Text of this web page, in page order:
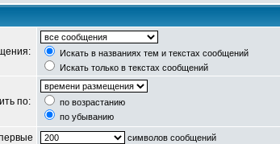
Искать в названиях тем и текстах сообщений
Искать только в текстах сообщений
по:
по возрастанию
по убыванию
символов сообщений